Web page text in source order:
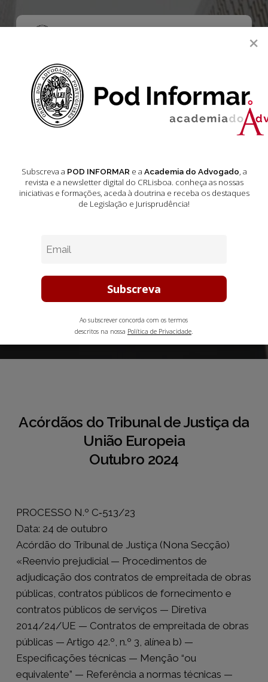
main
Menu
Academia do Advogado
Acórdãos do Tribunal de Justiça da União
Jurisprudência –
Acórdãos do
Tribunal de
Justiça da União
Europeia
Outubro 8, 2024 7 min leitura estimada
Acórdãos do Tribunal de Justiça da
União Europeia
Outubro 2024
PROCESSO N.º C‑513/23
Data: 24 de outubro
Acórdão do Tribunal de Justiça (Nona Secção)
«Reenvio prejudicial — Procedimentos de
adjudicação dos contratos de empreitada de obras
públicas, contratos públicos de fornecimento e
contratos públicos de serviços — Diretiva
2014/24/UE — Contratos de empreitada de obras
públicas — Artigo 42.º, n.º 3, alínea b) —
Especificações técnicas — Menção “ou
equivalente” — Referência a normas técnicas —
×
Subscreva a POD INFORMARe a Academia do Advogado, a
revista e a newsletter digital do CRLisboa. conheça as nossas
iniciativas e formações, aceda à doutrina e receba os destaques
de Legislação e Jurisprudência!
Ao subscrever concorda com os termos
descritos na nossa Política de Privacidade.